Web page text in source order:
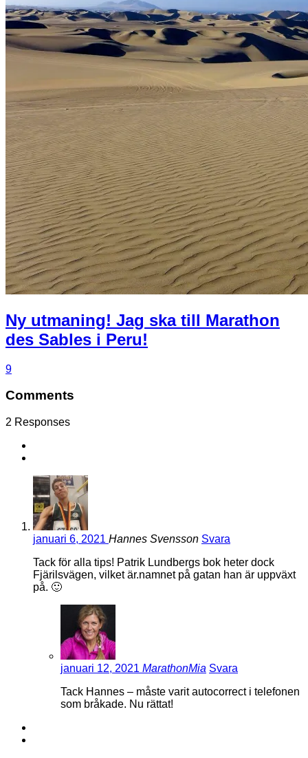
Ny utmaning! Jag ska till Marathon
des Sables i Peru!
9
Comments
2 Responses
januari 6, 2021 Hannes Svensson Svara
Tack för alla tips! Patrik Lundbergs bok heter dock
Fjärilsvägen, vilket är.namnet på gatan han är uppväxt
på. 🙂
januari 12, 2021 MarathonMia Svara
Tack Hannes – måste varit autocorrect i telefonen
som bråkade. Nu rättat!